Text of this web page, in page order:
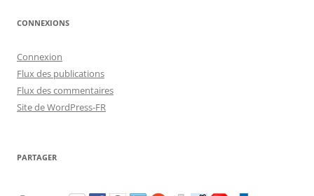
CONNEXIONS
Connexion
Flux des publications
Flux des commentaires
Site de WordPress-FR
PARTAGER